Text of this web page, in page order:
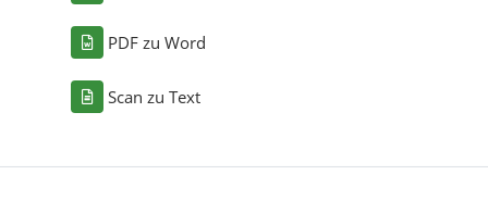
PDF zu Word
Scan zu Text